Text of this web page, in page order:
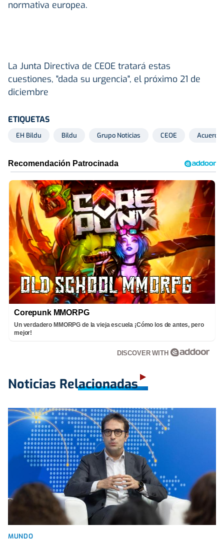
normativa europea.
La Junta Directiva de CEOE tratará estas
cuestiones, "dada su urgencia", el próximo 21 de
diciembre
ETIQUETAS
EH Bildu Bildu Grupo Noticias CEOE Acuerdo
Corepunk MMORPG
Un verdadero MMORPG de la vieja escuela ¡Cómo los de antes, pero
mejor!
DISCOVER WITH
Noticias Relacionadas
MUNDO